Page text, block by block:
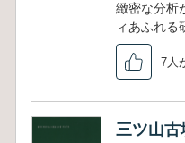
緻密な分析
ィあふれる
7人
三ツ山古